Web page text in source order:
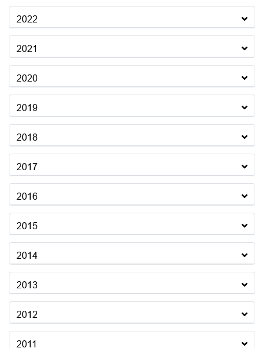
2022
2021
2020
2019
2018
2017
2016
2015
2014
2013
2012
2011